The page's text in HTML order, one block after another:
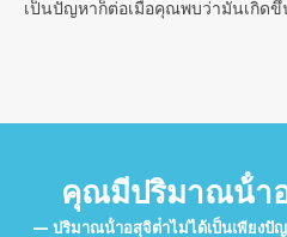
เป็นปัญหาก็ต่อเมื่อคุณพบว่ามันเกิดขึ้
คุณมีปริมาณน้ํา
ปริมาณน้ําอสุจิต่ําไม่ได้เป็นเพียงปั